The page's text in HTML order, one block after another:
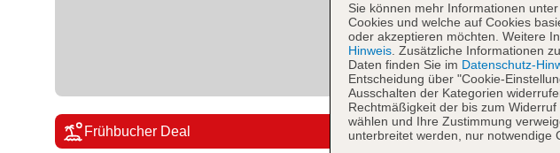
Frühbucher Deal
Sie können mehr Informationen
Cookies und welche auf Cookies
oder akzeptieren möchten. Weitere
Hinweis . Zusätzliche Informationen
Daten finden Sie im Datenschutz-
Entscheidung über "Cookie-
Ausschalten der Kategorien
Rechtmäßigkeit der bis zum
wählen und Ihre Zustimmung
unterbreitet werden, nur notwendige